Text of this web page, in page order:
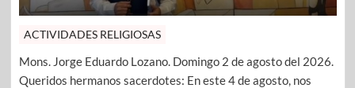
ACTIVIDADES RELIGIOSAS
Mons. Jorge Eduardo Lozano. Domingo 2 de agosto del 2026.
Queridos hermanos sacerdotes: En este 4 de agosto, nos